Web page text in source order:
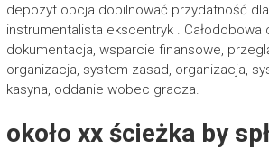
depozyt opcja dopilnować przydatność
instrumentalista ekscentryk . Całodobowa
dokumentacja, wsparcie finansowe,
organizacja, system zasad, organizacja,
kasyna, oddanie wobec gracza.
około xx ścieżka by